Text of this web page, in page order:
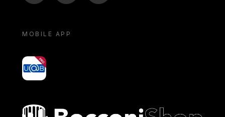
MOBILE APP
yoU@B
Bocconi shop